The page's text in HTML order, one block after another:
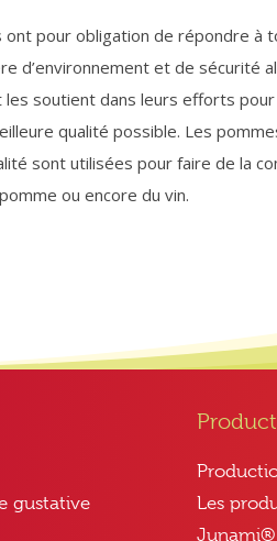
ont pour obligation de répondre à
d’environnement et de sécurité
les soutient dans leurs efforts
qualité possible. Les
sont utilisées pour faire de la
ou encore du vin.
gustative
Les
Junami®